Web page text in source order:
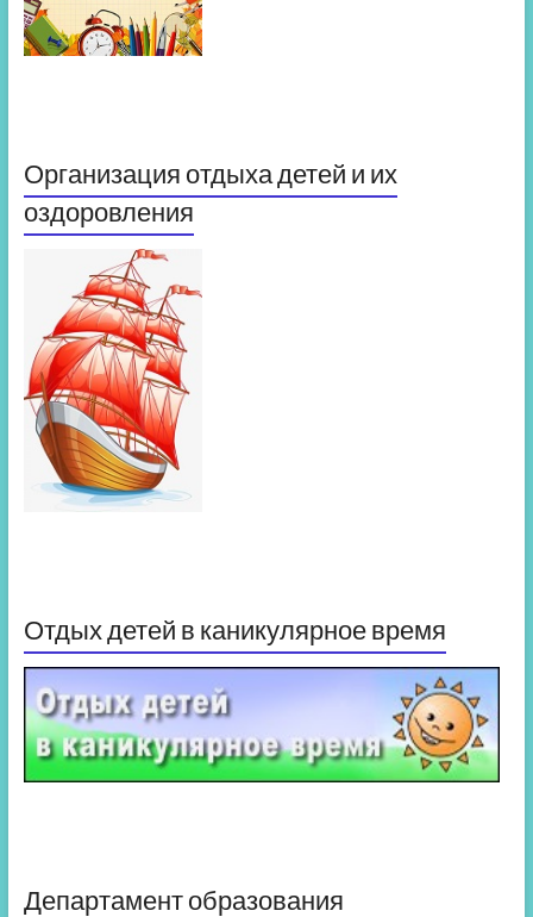
Организация отдыха детей и их
оздоровления
Отдых детей в каникулярное время
Департамент образования